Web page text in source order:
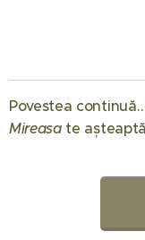
Povestea
Mireasate așteaptă